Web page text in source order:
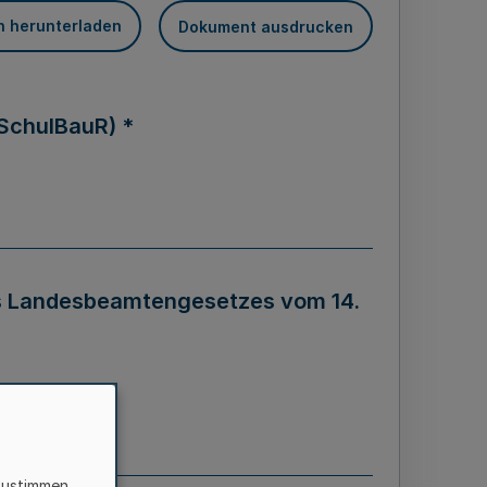
herunterladen Dokument ausdrucken
*
vom 14.